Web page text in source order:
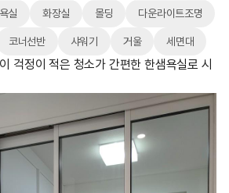
욕실 화장실 몰딩 다운라이트조명
코너선반 샤워기 거울 세면대
걱정이 적은 청소가 간편한 한샘욕실로 시